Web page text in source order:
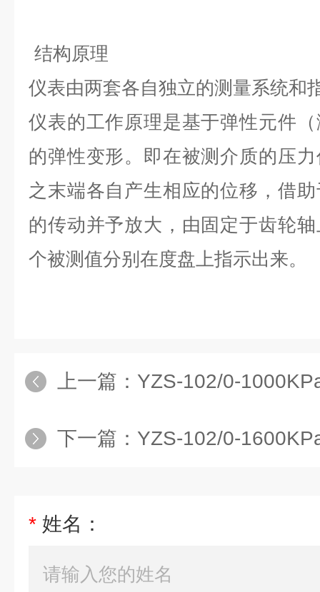
结构原理
仪表由两套各自独立的测量系统和
仪表的工作原理是基于弹性元件
的弹性变形。即在被测介质的压
之末端各自产生相应的位移，借
的传动并予放大，由固定于齿轮
个被测值分别在度盘上指示出来。
上一篇： YZS-102/0-
下一篇： YZS-102/0-
* 姓名：